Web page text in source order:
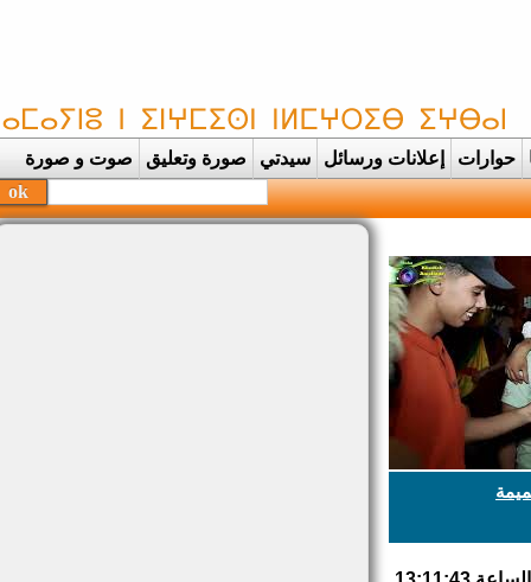
حوارات إعلانات ورسائل سيدتي صورة وتعليق صوت و صورة
بحفظ |